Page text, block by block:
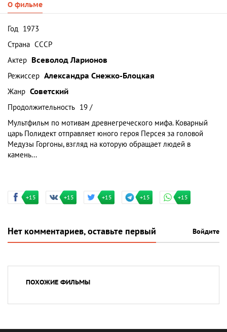
О фильме
Год 1973
Страна СССР
Актер Всеволод Ларионов
Режиссер Александра Снежко-Блоцкая
Жанр Советский
Продолжительность 19 /
Мультфильм по мотивам древнегреческого мифа. Коварный
царь Полидект отправляет юного героя Персея за головой
Медузы Горгоны, взгляд на которую обращает людей в
камень...
+15 +15 +15 +15 +15
Нет комментариев, оставьте первый Войдите
ПОХОЖИЕ ФИЛЬМЫ